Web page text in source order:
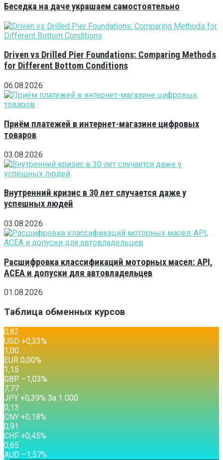
Беседка на даче украшаем самостоятельно
Driven vs Drilled Pier Foundations: Comparing Methods
for Different Bottom Conditions
06.08.2026
Приём платежей в интернет-магазине цифровых
товаров
03.08.2026
Внутренний кризис в 30 лет случается даже у
успешных людей
03.08.2026
Расшифровка классификаций моторных масел: API,
ACEA и допуски для автовладельцев
01.08.2026
Таблица обменных курсов
0,82
USD +0,33%
1,00
EUR 0,00%
1,15
GBP –1,03%
7,77
JPY +0,39% За 1 000
0,13
CNY +0,18%
0,91
CHF +0,45%
0,65
AUD –1,57%